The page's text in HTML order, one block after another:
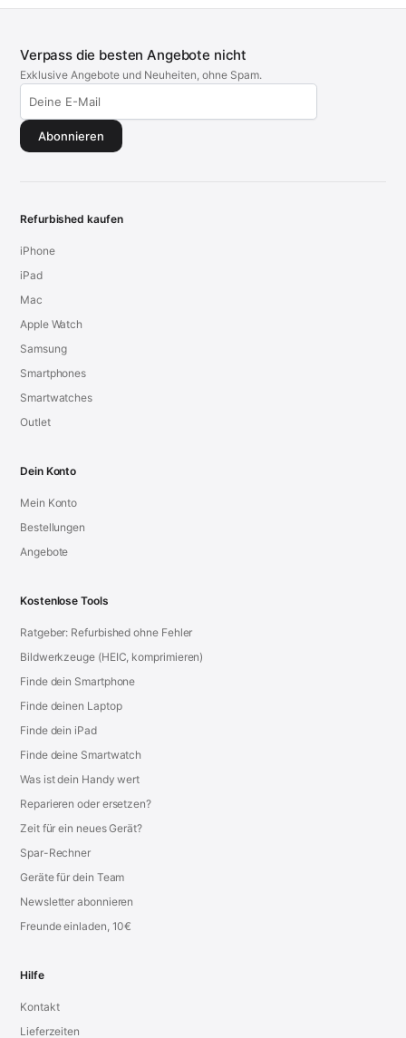
Verpass die besten Angebote nicht
Exklusive Angebote und Neuheiten, ohne Spam.
Abonnieren
Refurbished kaufen
iPhone
iPad
Mac
Apple Watch
Samsung
Smartphones
Smartwatches
Outlet
Dein Konto
Mein Konto
Bestellungen
Angebote
Kostenlose Tools
Ratgeber: Refurbished ohne Fehler
Bildwerkzeuge (HEIC, komprimieren)
Finde dein Smartphone
Finde deinen Laptop
Finde dein iPad
Finde deine Smartwatch
Was ist dein Handy wert
Reparieren oder ersetzen?
Zeit für ein neues Gerät?
Spar-Rechner
Geräte für dein Team
Newsletter abonnieren
Freunde einladen, 10€
Hilfe
Kontakt
Lieferzeiten